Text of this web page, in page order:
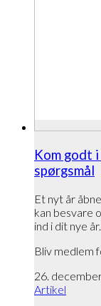
Kom godt
spørgsmål
Et nyt år
kan besvare
ind i dit nye år.
Bliv medlem
26.
Artikel